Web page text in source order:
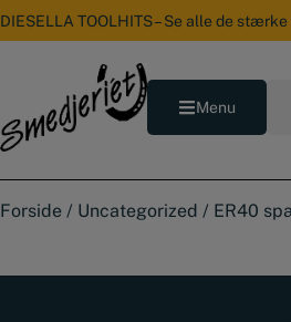
Hop
DIESELLA TOOLHITS – Se alle de
Menu
Søg
Forside / Uncategorized / ER40